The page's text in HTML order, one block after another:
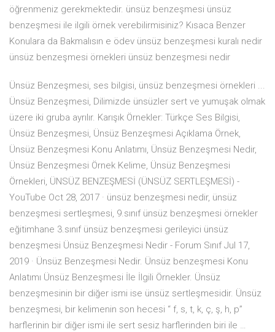
öğrenmeniz gerekmektedir. ünsüz benzeşmesi ünsüz
benzeşmesi ile ilgili örnek verebilirmisiniz? Kısaca Benzer
Konulara da Bakmalısın e ödev ünsüz benzeşmesi kuralı nedir
ünsüz benzeşmesi örnekleri ünsüz benzeşmesi nedir
Ünsüz Benzeşmesi, ses bilgisi, ünsüz benzeşmesi örnekleri ...
Ünsüz Benzeşmesi, Dilimizde ünsüzler sert ve yumuşak olmak
üzere iki gruba ayrılır. Karışık Örnekler: Türkçe Ses Bilgisi,
Ünsüz Benzeşmesi, Ünsüz Benzeşmesi Açıklama Örnek,
Ünsüz Benzeşmesi Konu Anlatımı, Ünsüz Benzeşmesi Nedir,
Ünsüz Benzeşmesi Örnek Kelime, Ünsüz Benzeşmesi
Örnekleri, ÜNSÜZ BENZEŞMESİ (ÜNSÜZ SERTLEŞMESİ) -
YouTube Oct 28, 2017 · ünsüz benzeşmesi nedir, ünsüz
benzeşmesi sertleşmesi, 9.sınıf ünsüz benzeşmesi örnekler
eğitimhane 3.sınıf ünsüz benzeşmesi gerileyici ünsüz
benzeşmesi Ünsüz Benzeşmesi Nedir - Forum Sınıf Jul 17,
2019 · Ünsüz Benzeşmesi Nedir. Ünsüz benzeşmesi Konu
Anlatımı Ünsüz Benzeşmesi İle İlgili Örnekler. Ünsüz
benzeşmesinin bir diğer ismi ise ünsüz sertleşmesidir. Ünsüz
benzeşmesi, bir kelimenin son hecesi “ f, s, t, k, ç, ş, h, p”
harflerinin bir diğer ismi ile sert sesiz harflerinden biri ile …